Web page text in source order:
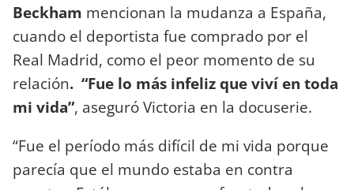
Beckham mencionan la mudanza a España,
cuando el deportista fue comprado por el
Real Madrid, como el peor momento de su
relación. “Fue lo más infeliz que viví en toda
mi vida”, aseguró Victoria en la docuserie.
“Fue el período más difícil de mi vida porque
parecía que el mundo estaba en contra